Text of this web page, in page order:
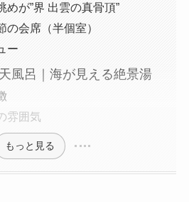
めが”界 出雲の真骨頂”
の会席（半個室）
ー
風呂｜海が見える絶景湯
雰囲気
もっと見る